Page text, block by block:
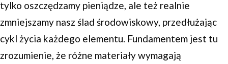
tylko oszczędzamy pieniądze, ale też realnie
zmniejszamy nasz ślad środowiskowy, przedłużając
cykl życia każdego elementu. Fundamentem jest tu
zrozumienie, że różne materiały wymagają